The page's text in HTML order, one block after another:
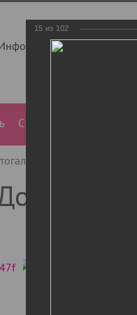
О нас
Сумки
Бутик
15 из 102